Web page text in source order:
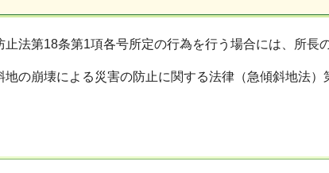
法第18条第1項各号所定の行為を行う場合には、所長
の崩壊による災害の防止に関する法律（急傾斜地法